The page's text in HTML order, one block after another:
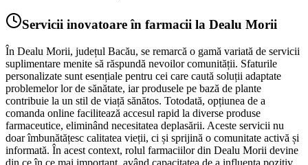
Servicii inovatoare în farmacii la Dealu Morii
În Dealu Morii, județul Bacău, se remarcă o gamă variată de servicii
suplimentare menite să răspundă nevoilor comunității. Sfaturile
personalizate sunt esențiale pentru cei care caută soluții adaptate
problemelor lor de sănătate, iar produsele pe bază de plante
contribuie la un stil de viață sănătos. Totodată, opțiunea de a
comanda online facilitează accesul rapid la diverse produse
farmaceutice, eliminând necesitatea deplasării. Aceste servicii nu
doar îmbunătățesc calitatea vieții, ci și sprijină o comunitate activă și
informată. În acest context, rolul farmaciilor din Dealu Morii devine